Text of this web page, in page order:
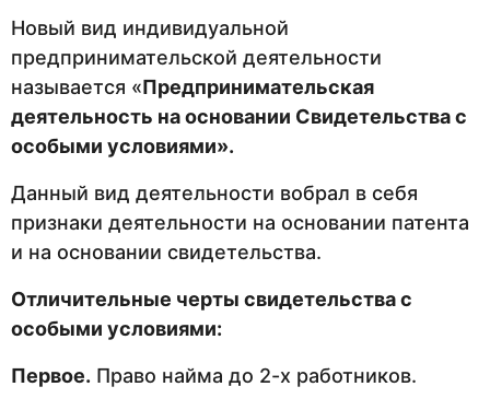
Новый вид индивидуальной
предпринимательской деятельности
называется «Предпринимательская
деятельность на основании Свидетельства с
особыми условиями».
Данный вид деятельности вобрал в себя
признаки деятельности на основании патента
и на основании свидетельства.
Отличительные черты свидетельства с
особыми условиями:
Первое. Право найма до 2-х работников.